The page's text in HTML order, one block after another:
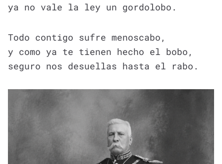
ya no vale la ley un gordolobo.
Todo contigo sufre menoscabo,
y como ya te tienen hecho el bobo,
seguro nos desuellas hasta el rabo.